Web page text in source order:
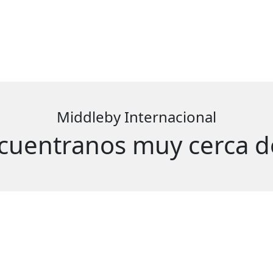
Middleby Internacional
muy cerca